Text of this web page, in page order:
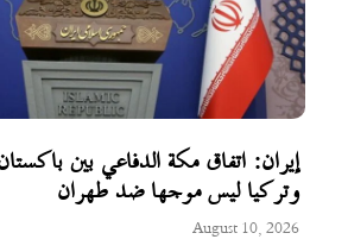
إيران: اتفاق مكة الدفاعي بين
وتركيا ليس موجها ضد طهران
August 10, 2026